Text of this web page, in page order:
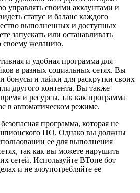
управлять своими аккаунтами и
статус и баланс каждого
выполненных и доступных
запускать или останавливать
своему желанию.
и удобная программа для
в разных социальных сетях. Вы
бонусы и лайки для раскрутки своих
другого контента. Вы также
и ресурсы, так как программа
в автоматическом режиме.
программа, которая не
ПО. Однако вы должны
ее для выполнения
так как вы можете нарушить
сетей. Используйте ВТопе бот
и не злоупотребляйте ее